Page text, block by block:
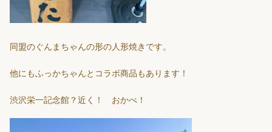
同盟のぐんまちゃんの形の人形焼きです。
他にもふっかちゃんとコラボ商品もあります！
渋沢栄一記念館？近く！ おかべ！